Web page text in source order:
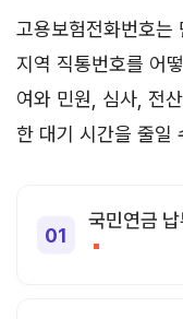
고용보험전화번호
지역 직통번호를 어
여와 민원, 심사, 전
한 대기 시간을 줄일
국민연금